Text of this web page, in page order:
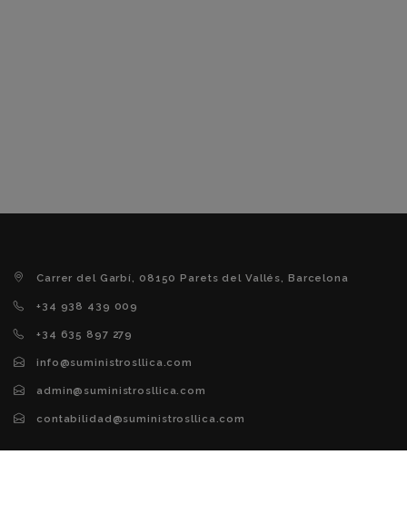
Carrer del Garbí, 08150 Parets del Vallés, Barcelona
+34 938 439 009
+34 635 897 279
info@suministrosllica.com
admin@suministrosllica.com
contabilidad@suministrosllica.com